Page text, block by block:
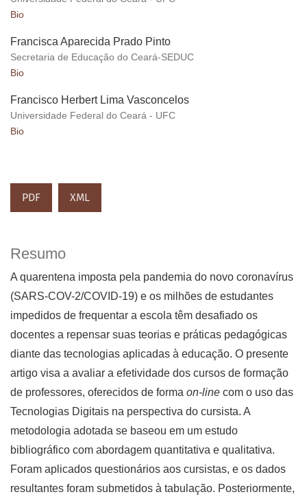
Bio
Francisca Aparecida Prado Pinto
Secretaria de Educação do Ceará-SEDUC
Bio
Francisco Herbert Lima Vasconcelos
Universidade Federal do Ceará - UFC
Bio
PDF XML
Resumo
A quarentena imposta pela pandemia do novo coronavírus
(SARS-COV-2/COVID-19) e os milhões de estudantes
impedidos de frequentar a escola têm desafiado os
docentes a repensar suas teorias e práticas pedagógicas
diante das tecnologias aplicadas à educação. O presente
artigo visa a avaliar a efetividade dos cursos de formação
de professores, oferecidos de forma on-line com o uso das
Tecnologias Digitais na perspectiva do cursista. A
metodologia adotada se baseou em um estudo
bibliográfico com abordagem quantitativa e qualitativa.
Foram aplicados questionários aos cursistas, e os dados
resultantes foram submetidos à tabulação. Posteriormente,